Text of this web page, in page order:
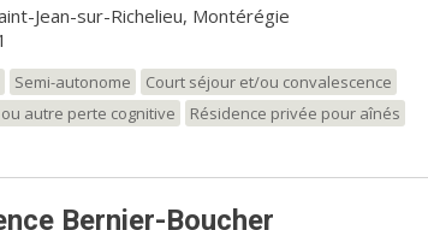
Jean-sur-Richelieu, Montérégie
Semi-autonome
Court séjour et/ou convalescence
autre perte cognitive
Résidence privée pour aînés
Bernier-Boucher